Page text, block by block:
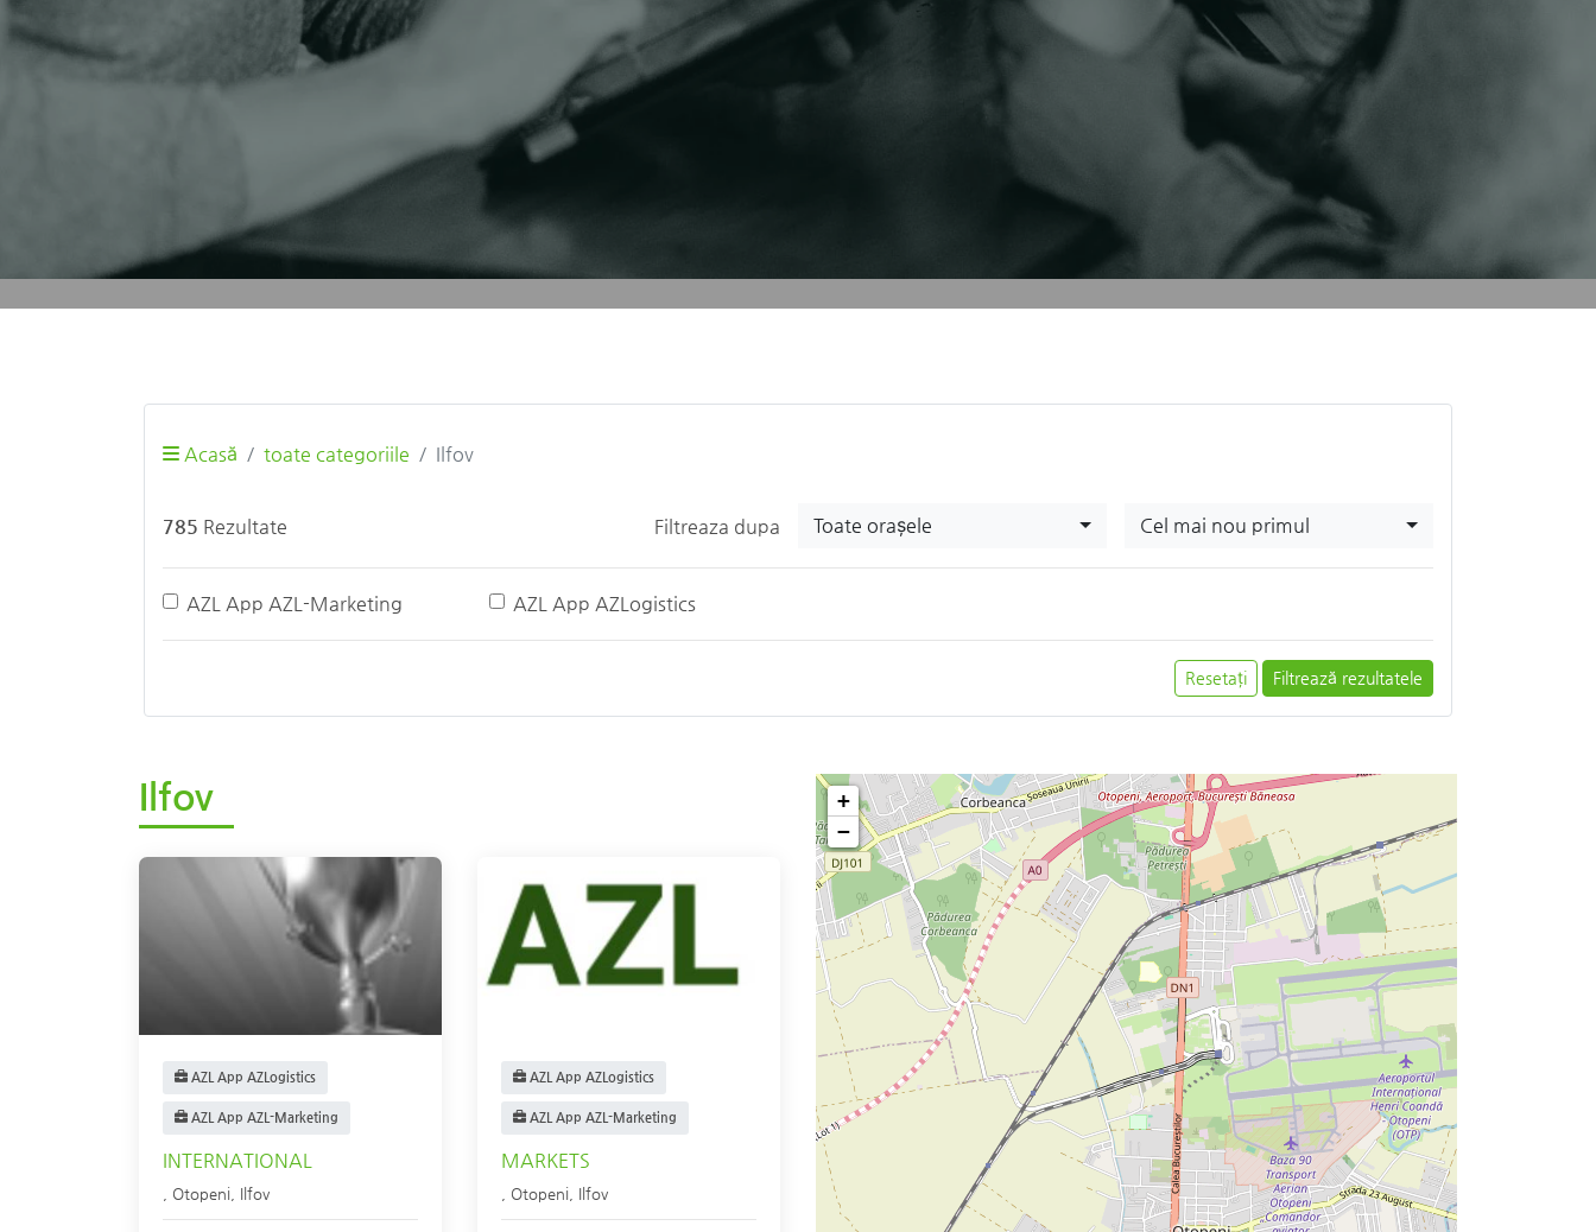
Acasă toate categoriile Ilfov
785 Rezultate Filtreaza dupa Toate orașele Cel mai nou primul
AZL App AZL-Marketing AZL App AZLogistics
Resetați Filtrează rezultatele
Ilfov
AZL App AZLogistics
AZL App AZL-Marketing
INTERNATIONAL
Otopeni Ilfov
AZL App AZLogistics
AZL App AZL-Marketing
MARKETS
Otopeni Ilfov
+
−